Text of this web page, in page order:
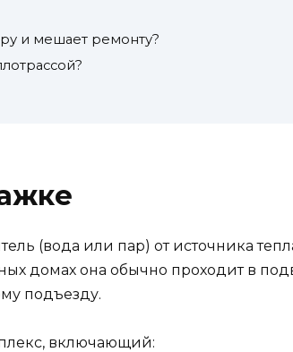
и мешает ремонту?
(вода или пар) от источника
домах она обычно проходит в
подъезду.
включающий: